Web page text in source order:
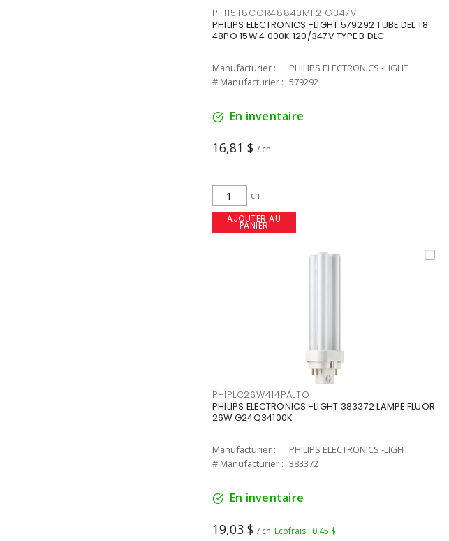
PHI15T8COR48840MF21G347V
PHILIPS ELECTRONICS -LIGHT 579292 TUBE DEL T8
48PO 15W 4 000K 120/347V TYPE B DLC
Manufacturier :
PHILIPS ELECTRONICS -LIGHT
# Manufacturier : 579292
En inventaire
16,81 $ / ch
ch
AJOUTER AU
PANIER
PHIPLC26W414PALTO
PHILIPS ELECTRONICS -LIGHT 383372 LAMPE FLUOR
26W G24Q34100K
Manufacturier :
PHILIPS ELECTRONICS -LIGHT
# Manufacturier : 383372
En inventaire
19,03 $ / ch Écofrais : 0,45 $